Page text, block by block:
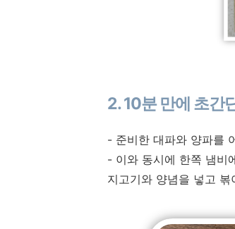
2. 10분 만에 초간
- 준비한 대파와 양파를
- 이와 동시에 한쪽 냄비
지고기와 양념을 넣고